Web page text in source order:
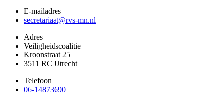
E-mailadres
secretariaat@rvs-mn.nl
Adres
Veiligheidscoalitie
Kroonstraat 25
3511 RC Utrecht
Telefoon
06-14873690